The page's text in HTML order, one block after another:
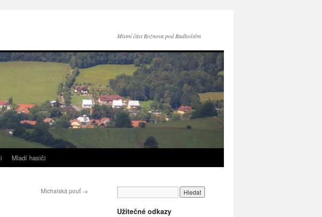
Místní část Rožnova pod Radhoštěm
Mladí hasiči
Michalská pouť→
Užitečné odkazy